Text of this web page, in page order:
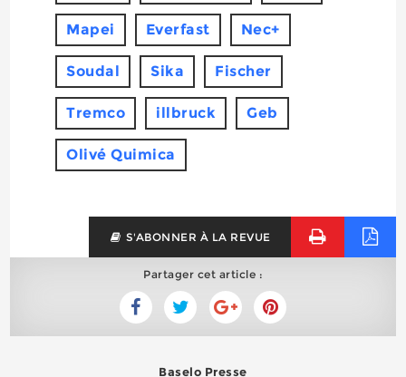
Mapei Everfast Nec+
Soudal Sika Fischer
Tremco illbruck Geb
Olivé Quimica
S'ABONNER À LA REVUE
Partager cet article :
Baselo Presse